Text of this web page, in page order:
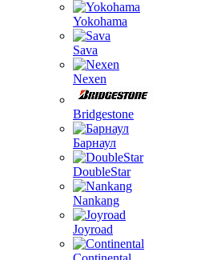
Yokohama
Sava
Nexen
Bridgestone
Барнаул
DoubleStar
Nankang
Joyroad